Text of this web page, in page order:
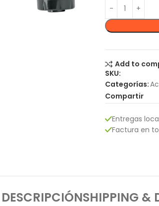
Add to
SKU:
Categorías:
Compartir
Entregas
Factura en
DESCRIPCIÓNSHIPPING &